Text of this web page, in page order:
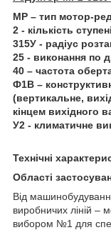
МР – тип мотор-
2 - кількість
315У - радіус
25 - виконання по
40 – частота
Ф1В –
(вертикальне,
кінцем вихідного
У2 - климатичне
Технічні
Області
Від
виробничих ліній –
вибором №1 для